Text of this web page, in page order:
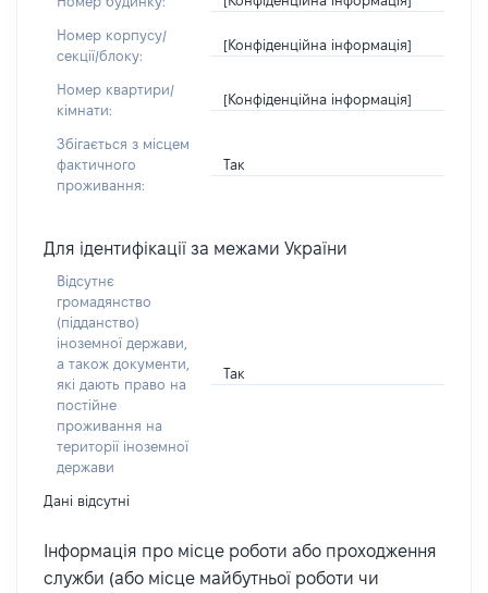
Номер корпусу/
секції/блоку:
[Конфіденційна інформація]
Номер квартири/
кімнати:
[Конфіденційна інформація]
Збігається з місцем
фактичного
проживання:
Так
Для ідентифікації за межами України
Відсутнє
громадянство
(підданство)
іноземної держави,
а також документи,
які дають право на
постійне
проживання на
території іноземної
держави
Так
Дані відсутні
Інформація про місце роботи або проходження
служби (або місце майбутньої роботи чи